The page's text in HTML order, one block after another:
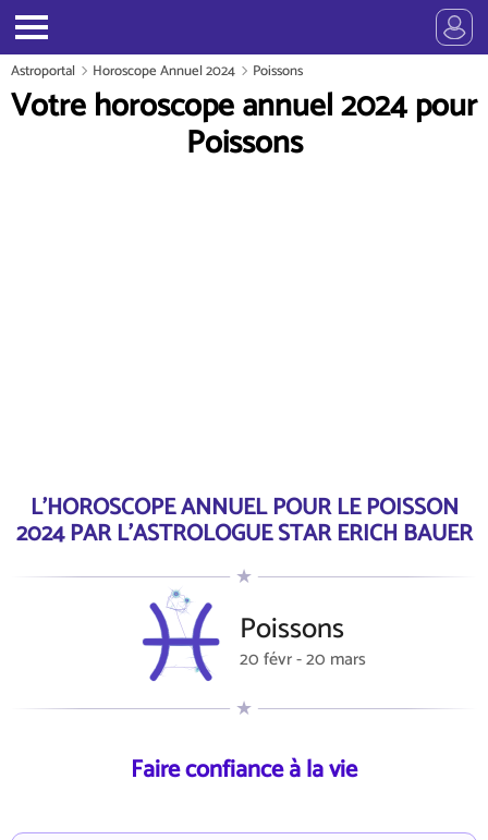
Astroportal Horoscope Annuel 2024 Poissons
Votre horoscope annuel 2024 pour
Poissons
L'HOROSCOPE ANNUEL POUR LE POISSON
2024 PAR L'ASTROLOGUE STAR ERICH BAUER
Poissons
20 févr - 20 mars
Faire confiance à la vie